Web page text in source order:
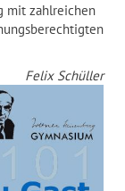
mit zahlreichen
Felix Schüller